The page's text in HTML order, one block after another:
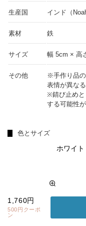
生産国 インド（
素材 鉄
サイズ 幅 5cm × 高
その他
※手作り品
表情が異な
※錆び止めと
する可能性
色とサイズ
ホワイト
1,760円
500円クーポ
ン